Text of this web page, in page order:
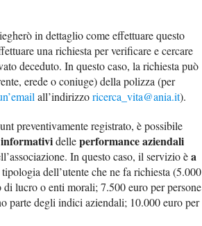
in dettaglio come effettuare questo
una richiesta per verificare e cercare
deceduto. In questo caso, la richiesta può
erede o coniuge) della polizza (per
all’indirizzoricerca_vita@ania.it).
preventivamente registrato, è possibile
delleperformance aziendali
In questo caso, il servizio èa
dell’utente che ne fa richiesta (5.000
lucro o enti morali; 7.500 euro per persone
parte degli indici aziendali; 10.000 euro per